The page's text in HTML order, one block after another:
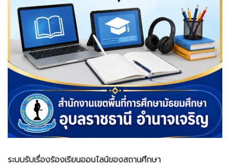
ระบบรับเรื่องร้องเรียนออนไลน์ของสถานศึกษา